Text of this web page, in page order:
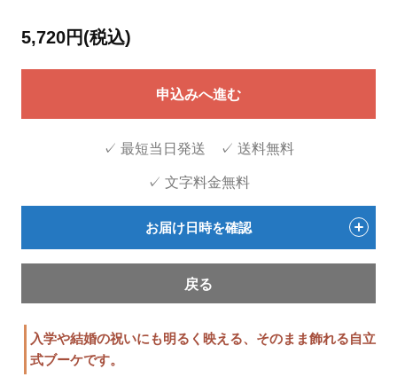
入学や結婚の祝いにも明るく映える、そのまま飾れる自立
式ブーケです。
5,720円(税込)
申込みへ進む
✓ 最短当日発送 ✓ 送料無料
✓ 文字料金無料
お届け日時を確認
戻る